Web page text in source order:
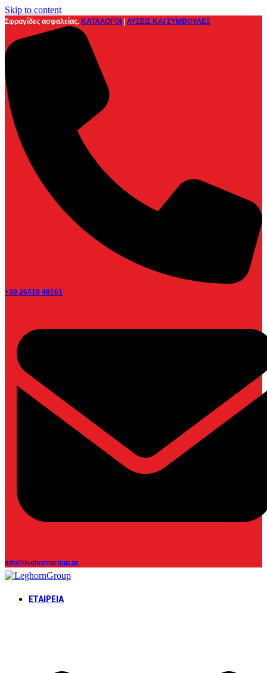
Skip to content
Σφραγίδες ασφαλείας. ΚΑΤΑΛΟΓΟΙ ΛΥΣΕΙΣ ΚΑΙ ΣΥΜΒΟΥΛΕΣ
+30 26410 48161
info@leghorngroup.gr
ΕΤΑΙΡΕΊΑ